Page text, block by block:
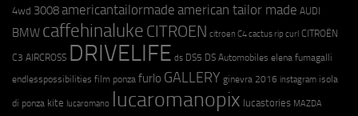
4wd 3008americantailormade american tailor made AUDI
BMW caffehinaluke CITROEN citroen C4 cactus rip curl CITROËN
C3 AIRCROSS DRIVELIFE ds DS5 DS Automobiles elena fumagalli
endlesspossibilities film ponza furlo GALLERY ginevra 2016 instagram isola
di ponza kite lucaromano lucaromanopix lucastories MAZDA